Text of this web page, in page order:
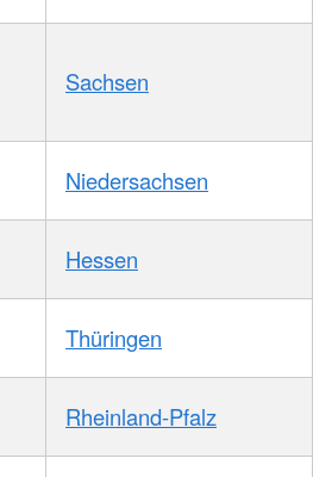
Sachsen
Niedersachsen
Hessen
Thüringen
Rheinland-Pfalz